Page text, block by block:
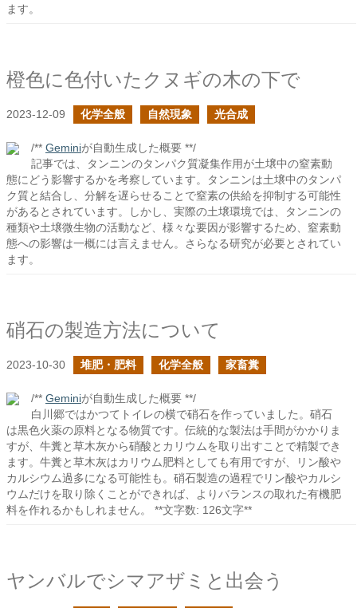
ます。
橙色に色付いたクヌギの木の下で
2023-12-09 化学全般 自然現象 光合成
/** Geminiが自動生成した概要 **/
記事では、タンニンのタンパク質凝集作用が土壌中の窒素動
態にどう影響するかを考察しています。タンニンは土壌中のタンパ
ク質と結合し、分解を遅らせることで窒素の供給を抑制する可能性
があるとされています。しかし、実際の土壌環境では、タンニンの
種類や土壌微生物の活動など、様々な要因が影響するため、窒素動
態への影響は一概には言えません。さらなる研究が必要とされてい
ます。
硝石の製造方法について
2023-10-30 堆肥・肥料 化学全般 家畜糞
/** Geminiが自動生成した概要 **/
白川郷ではかつてトイレの横で硝石を作っていました。硝石
は黒色火薬の原料となる物質です。伝統的な製法は手間がかかりま
すが、牛糞と草木灰から硝酸とカリウムを取り出すことで精製でき
ます。牛糞と草木灰はカリウム肥料としても有用ですが、リン酸や
カルシウム過多になる可能性も。硝石製造の過程でリン酸やカルシ
ウムだけを取り除くことができれば、よりバランスの取れた有機肥
料を作れるかもしれません。 **文字数: 126文字**
ヤンバルでシマアザミと出会う